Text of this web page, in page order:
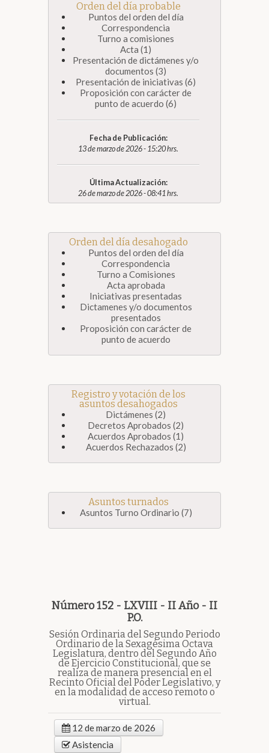
Orden del día probable
Puntos del orden del día
Correspondencia
Turno a comisiones
Acta (1)
Presentación de dictámenes y/o
documentos (3)
Presentación de iniciativas (6)
Proposición con carácter de
punto de acuerdo (6)
Fecha de Publicación:
13 de marzo de 2026 - 15:20 hrs.
Última Actualización:
26 de marzo de 2026 - 08:41 hrs.
Orden del día desahogado
Puntos del orden del día
Correspondencia
Turno a Comisiones
Acta aprobada
Iniciativas presentadas
Dictamenes y/o documentos
presentados
Proposición con carácter de
punto de acuerdo
Registro y votación de los
asuntos desahogados
Dictámenes (2)
Decretos Aprobados (2)
Acuerdos Aprobados (1)
Acuerdos Rechazados (2)
Asuntos turnados
Asuntos Turno Ordinario (7)
Número 152 - LXVIII - II Año - II
P.O.
Sesión Ordinaria del Segundo Periodo
Ordinario de la Sexagésima Octava
Legislatura, dentro del Segundo Año
de Ejercicio Constitucional, que se
realiza de manera presencial en el
Recinto Oficial del Poder Legislativo, y
en la modalidad de acceso remoto o
virtual.
12 de marzo de 2026
Asistencia